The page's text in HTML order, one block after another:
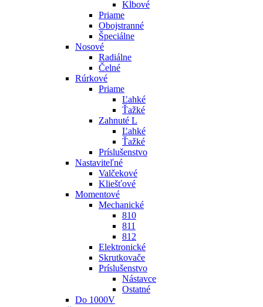
Kĺbové
Priame
Obojstranné
Špeciálne
Nosové
Radiálne
Čelné
Rúrkové
Priame
Ľahké
Ťažké
Zahnuté L
Ľahké
Ťažké
Príslušenstvo
Nastaviteľné
Valčekové
Kliešťové
Momentové
Mechanické
810
811
812
Elektronické
Skrutkovače
Príslušenstvo
Nástavce
Ostatné
Do 1000V